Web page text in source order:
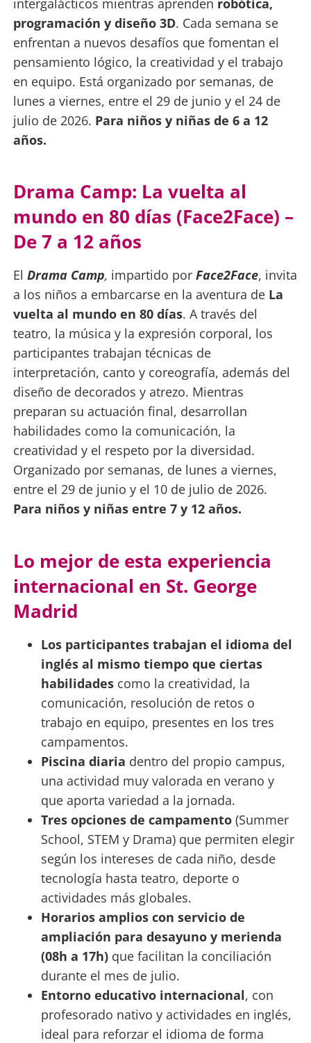
intergalácticos mientras aprenden robótica,
programación y diseño 3D. Cada semana se
enfrentan a nuevos desafíos que fomentan el
pensamiento lógico, la creatividad y el trabajo
en equipo. Está organizado por semanas, de
lunes a viernes, entre el 29 de junio y el 24 de
julio de 2026. Para niños y niñas de 6 a 12
años.
Drama Camp: La vuelta al
mundo en 80 días (Face2Face) –
De 7 a 12 años
El Drama Camp, impartido por Face2Face, invita
a los niños a embarcarse en la aventura de La
vuelta al mundo en 80 días. A través del
teatro, la música y la expresión corporal, los
participantes trabajan técnicas de
interpretación, canto y coreografía, además del
diseño de decorados y atrezo. Mientras
preparan su actuación final, desarrollan
habilidades como la comunicación, la
creatividad y el respeto por la diversidad.
Organizado por semanas, de lunes a viernes,
entre el 29 de junio y el 10 de julio de 2026.
Para niños y niñas entre 7 y 12 años.
Lo mejor de esta experiencia
internacional en St. George
Madrid
Los participantes trabajan el idioma del
inglés al mismo tiempo que ciertas
habilidades como la creatividad, la
comunicación, resolución de retos o
trabajo en equipo, presentes en los tres
campamentos.
Piscina diaria dentro del propio campus,
una actividad muy valorada en verano y
que aporta variedad a la jornada.
Tres opciones de campamento(Summer
School, STEM y Drama) que permiten elegir
según los intereses de cada niño, desde
tecnología hasta teatro, deporte o
actividades más globales.
Horarios amplios con servicio de
ampliación para desayuno y merienda
(08h a 17h)que facilitan la conciliación
durante el mes de julio.
Entorno educativo internacional, con
profesorado nativo y actividades en inglés,
ideal para reforzar el idioma de forma